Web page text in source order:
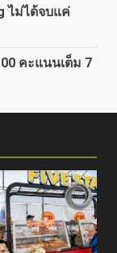
ไม่ได้จบแค่
คะแนนเต็ม 7